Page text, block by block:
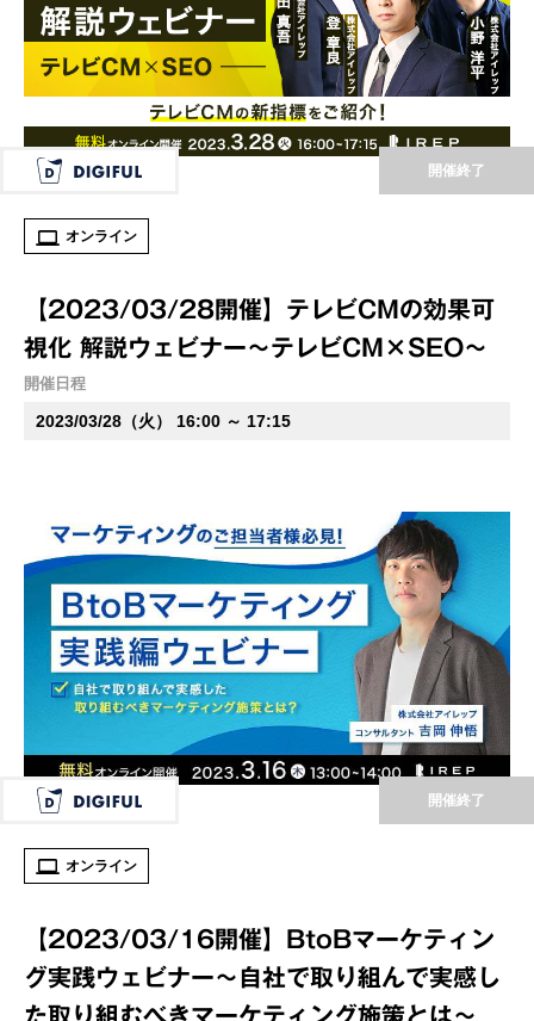
開催終了
オンライン
【2023/03/28開催】テレビCMの効果可
視化 解説ウェビナー～テレビCM×SEO～
開催日程
2023/03/28（火） 16:00 ～ 17:15
開催終了
オンライン
【2023/03/16開催】BtoBマーケティン
グ実践ウェビナー～自社で取り組んで実感し
た取り組むべきマーケティング施策とは～